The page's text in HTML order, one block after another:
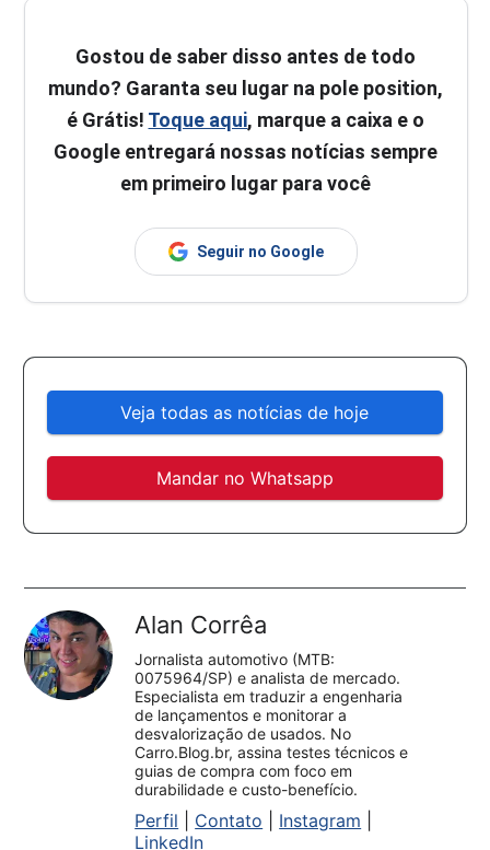
Gostou de saber disso antes de todo
mundo? Garanta seu lugar na pole position,
é Grátis! Toque aqui, marque a caixa e o
Google entregará nossas notícias sempre
em primeiro lugar para você
Seguir no Google
Veja todas as notícias de hoje
Mandar no Whatsapp
Alan Corrêa
Jornalista automotivo (MTB:
0075964/SP) e analista de mercado.
Especialista em traduzir a engenharia
de lançamentos e monitorar a
desvalorização de usados. No
Carro.Blog.br, assina testes técnicos e
guias de compra com foco em
durabilidade e custo-benefício.
Perfil Contato Instagram
LinkedIn